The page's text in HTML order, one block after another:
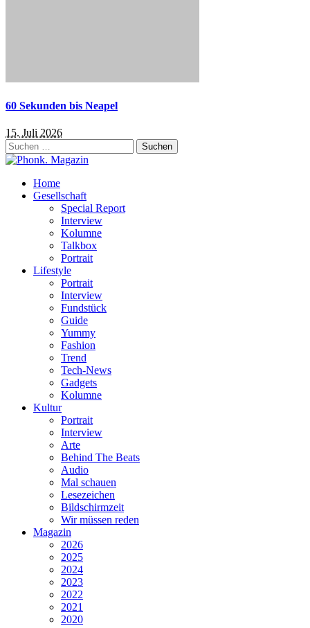
60 Sekunden bis Neapel
15. Juli 2026
Suchen
nach:
Home
Gesellschaft
Special Report
Interview
Kolumne
Talkbox
Portrait
Lifestyle
Portrait
Interview
Fundstück
Guide
Yummy
Fashion
Trend
Tech-News
Gadgets
Kolumne
Kultur
Portrait
Interview
Arte
Behind The Beats
Audio
Mal schauen
Lesezeichen
Bildschirmzeit
Wir müssen reden
Magazin
2026
2025
2024
2023
2022
2021
2020